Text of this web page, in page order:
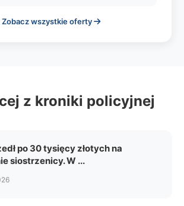
Zobacz wszystkie oferty
z kroniki policyjnej
po 30 tysięcy złotych na
siostrzenicy. W ...